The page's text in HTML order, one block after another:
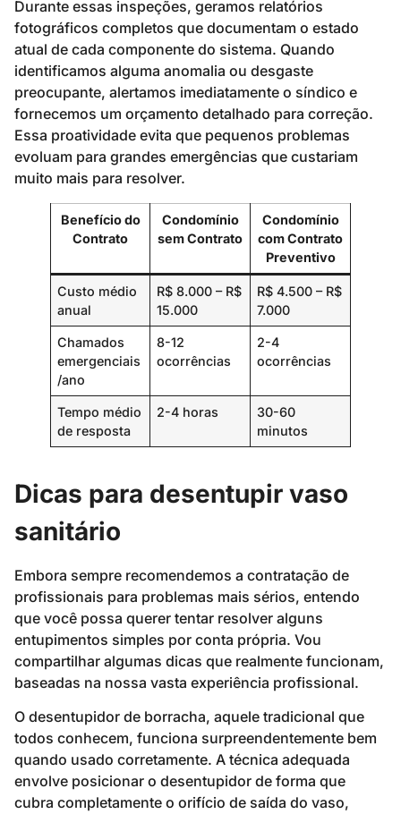
Durante essas inspeções, geramos relatórios
fotográficos completos que documentam o estado
atual de cada componente do sistema. Quando
identificamos alguma anomalia ou desgaste
preocupante, alertamos imediatamente o síndico e
fornecemos um orçamento detalhado para correção.
Essa proatividade evita que pequenos problemas
evoluam para grandes emergências que custariam
muito mais para resolver.
Benefício do
Contrato
Condomínio
sem Contrato
Condomínio
com Contrato
Preventivo
Custo médio
anual
R$ 8.000 – R$
15.000
R$ 4.500 – R$
7.000
Chamados
emergenciais
/ano
8-12
ocorrências
2-4
ocorrências
Tempo médio
de resposta
2-4 horas
30-60
minutos
Dicas para desentupir vaso
sanitário
Embora sempre recomendemos a contratação de
profissionais para problemas mais sérios, entendo
que você possa querer tentar resolver alguns
entupimentos simples por conta própria. Vou
compartilhar algumas dicas que realmente funcionam,
baseadas na nossa vasta experiência profissional.
O desentupidor de borracha, aquele tradicional que
todos conhecem, funciona surpreendentemente bem
quando usado corretamente. A técnica adequada
envolve posicionar o desentupidor de forma que
cubra completamente o orifício de saída do vaso,